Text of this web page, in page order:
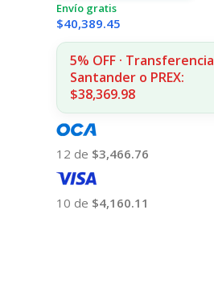
Envío gratis
$40,389.45
5% OFF · Transferencia
Santander o PREX:
$38,369.98
12 de $3,466.76
10 de $4,160.11